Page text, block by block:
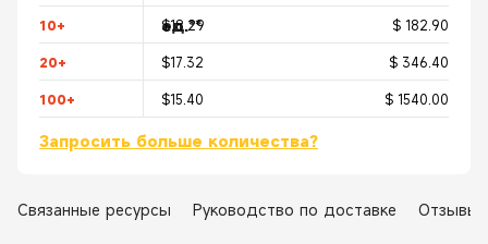
ед.**
10+ $18.29 $ 182.90
20+ $17.32 $ 346.40
100+ $15.40 $ 1540.00
Запросить больше количества?
Связанные ресурсы Руководство по доставке Отзывы